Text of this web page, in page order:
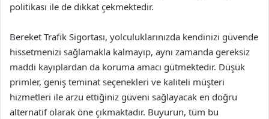
politikası ile de dikkat çekmektedir.
Bereket Trafik Sigortası, yolculuklarınızda kendinizi güvende
hissetmenizi sağlamakla kalmayıp, aynı zamanda gereksiz
maddi kayıplardan da koruma amacı gütmektedir. Düşük
primler, geniş teminat seçenekleri ve kaliteli müşteri
hizmetleri ile arzu ettiğiniz güveni sağlayacak en doğru
alternatif olarak öne çıkmaktadır. Buyurun, tüm bu